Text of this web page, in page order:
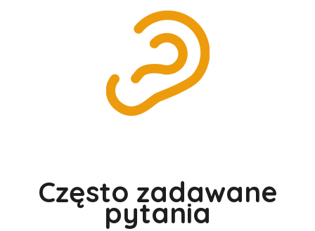
Często zadawane
pytania